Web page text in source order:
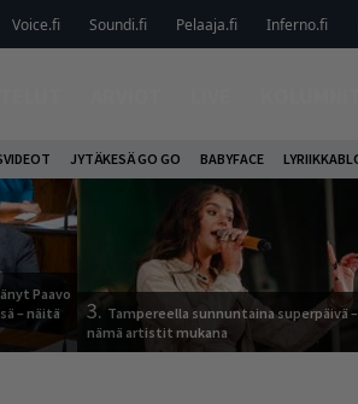
Voice.fi Soundi.fi Pelaaja.fi Inferno.fi
JYTÄKESÄ GO GO BABYFACE
Paavo
– näitä
3. Tampereella sunnuntaina superpäivä –
nämä artistit mukana